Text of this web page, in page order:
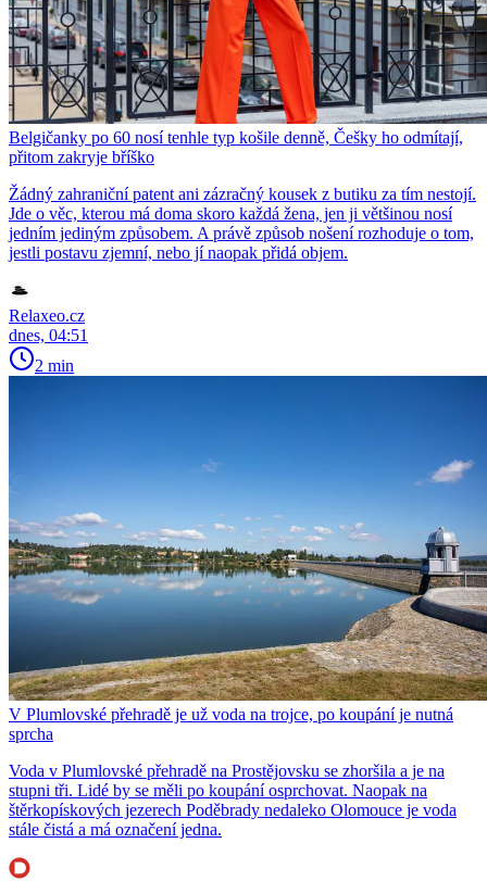
Belgičanky po 60 nosí tenhle typ košile denně, Češky ho odmítají,
přitom zakryje bříško
Žádný zahraniční patent ani zázračný kousek z butiku za tím nestojí.
Jde o věc, kterou má doma skoro každá žena, jen ji většinou nosí
jedním jediným způsobem. A právě způsob nošení rozhoduje o tom,
jestli postavu zjemní, nebo jí naopak přidá objem.
Relaxeo.cz
dnes, 04:51
2 min
V Plumlovské přehradě je už voda na trojce, po koupání je nutná
sprcha
Voda v Plumlovské přehradě na Prostějovsku se zhoršila a je na
stupni tři. Lidé by se měli po koupání osprchovat. Naopak na
štěrkopískových jezerech Poděbrady nedaleko Olomouce je voda
stále čistá a má označení jedna.